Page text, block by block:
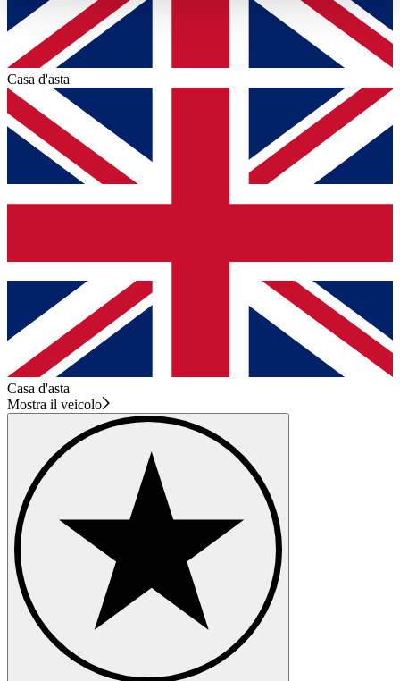
haben oder die sie im Rahmen Ihrer Nutzung der Dienste
gesammelt haben.
Datenschutzerklärung
Casa d'asta
Casa d'asta
Mostra il veicolo